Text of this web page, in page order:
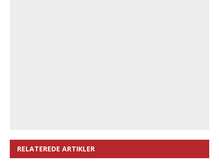
RELATEREDE ARTIKLER